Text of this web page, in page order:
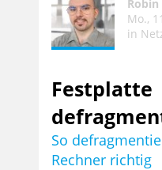
Mo.,
in
Festplatte
So
Rechner richtig